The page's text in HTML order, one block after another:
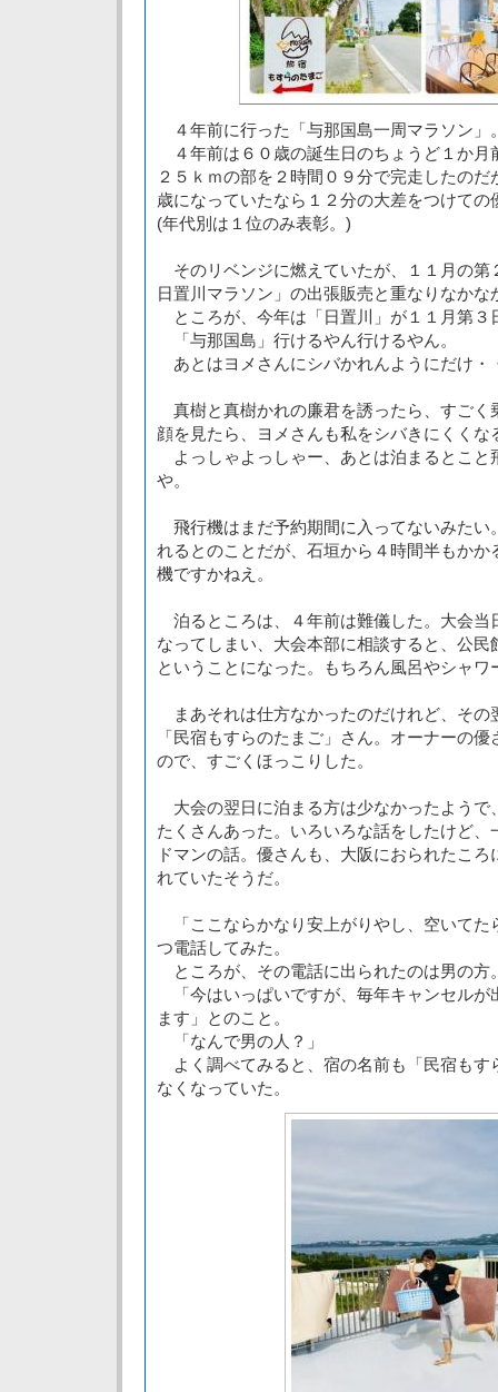
４年前に行った「与那国島一周マラソン」
４年前は６０歳の誕生日のちょうど１か月
２５ｋｍの部を２時間０９分で完走したの
歳になっていたなら１２分の大差をつけての
(年代別は１位のみ表彰。)
そのリベンジに燃えていたが、１１月の第
日置川マラソン」の出張販売と重なりなかな
ところが、今年は「日置川」が１１月第３
「与那国島」行けるやん行けるやん。
あとはヨメさんにシバかれんようにだけ・
真樹と真樹かれの廉君を誘ったら、すごく
顔を見たら、ヨメさんも私をシバきにくくな
よっしゃよっしゃー、あとは泊まるとこと
や。
飛行機はまだ予約期間に入ってないみたい
れるとのことだが、石垣から４時間半もか
機ですかねえ。
泊るところは、４年前は難儀した。大会当
なってしまい、大会本部に相談すると、公
ということになった。もちろん風呂やシャワ
まあそれは仕方なかったのだけれど、その
「民宿もすらのたまご」さん。オーナーの
ので、すごくほっこりした。
大会の翌日に泊まる方は少なかったようで
たくさんあった。いろいろな話をしたけど
ドマンの話。優さんも、大阪におられたこ
れていたそうだ。
「ここならかなり安上がりやし、空いてた
つ電話してみた。
ところが、その電話に出られたのは男の方
「今はいっぱいですが、毎年キャンセルが
ます」とのこと。
「なんで男の人？」
よく調べてみると、宿の名前も「民宿もす
なくなっていた。